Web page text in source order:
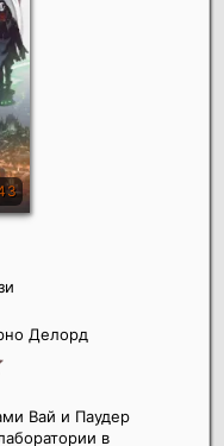
Делорд
Вай и Паудер
в